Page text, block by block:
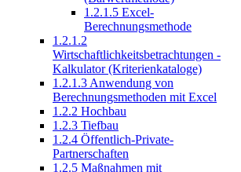
1.2.1.5 Excel-
Berechnungsmethode
1.2.1.2
Wirtschaftlichkeitsbetrachtungen -
Kalkulator (Kriterienkataloge)
1.2.1.3 Anwendung von
Berechnungsmethoden mit Excel
1.2.2 Hochbau
1.2.3 Tiefbau
1.2.4 Öffentlich-Private-
Partnerschaften
1.2.5 Maßnahmen mit